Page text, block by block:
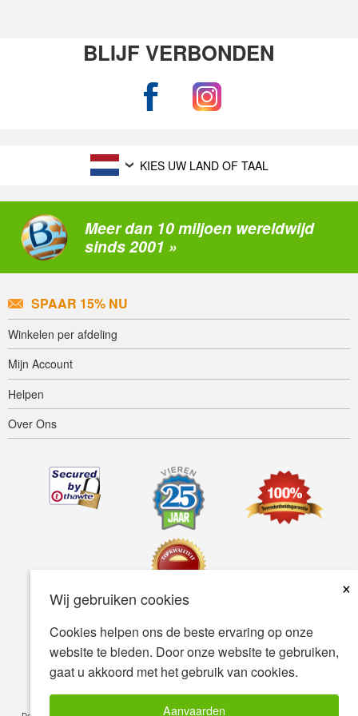
Wij gebruiken cookies
×
Cookies helpen ons de beste ervaring op onze
website te bieden. Door onze website te gebruiken,
gaat u akkoord met het gebruik van cookies.
Aanvaarden
BLIJF VERBONDEN
KIES UW LAND OF TAAL
Meer dan 10 miljoen wereldwijd
sinds 2001 »
SPAAR 15% NU
Winkelen per afdeling
Mijn Account
Helpen
Over Ons
Toegankelijkheid Gebruiksvoorwaarden Privacybeleid
© Copyright 2001-2026 BIOVEA. Alle Rechten Voorbehouden.